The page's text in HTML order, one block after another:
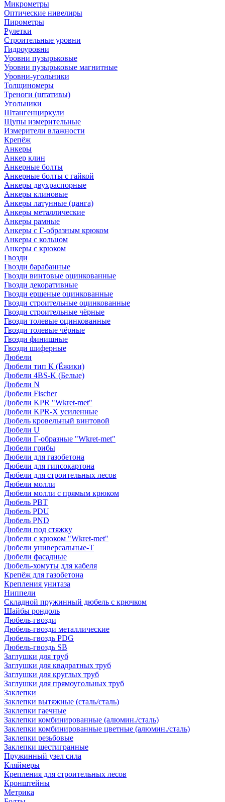
Микрометры
Оптические нивелиры
Пирометры
Рулетки
Строительные уровни
Гидроуровни
Уровни пузырьковые
Уровни пузырьковые магнитные
Уровни-угольники
Толщиномеры
Треноги (штативы)
Угольники
Штангенциркули
Щупы измерительные
Измерители влажности
Крепёж
Анкеры
Анкер клин
Анкерные болты
Анкерные болты с гайкой
Анкеры двухраспорные
Анкеры клиновые
Анкеры латунные (цанга)
Анкеры металлические
Анкеры рамные
Анкеры с Г-образным крюком
Анкеры с кольцом
Анкеры с крюком
Гвозди
Гвозди барабанные
Гвозди винтовые оцинкованные
Гвозди декоративные
Гвозди ершеные оцинкованные
Гвозди строительные оцинкованные
Гвозди строительные чёрные
Гвозди толевые оцинкованные
Гвозди толевые чёрные
Гвозди финишные
Гвозди шиферные
Дюбели
Дюбели тип К (Ёжики)
Дюбели 4BS-K (Белые)
Дюбели N
Дюбели Fischer
Дюбели KPR "Wkret-met"
Дюбели KPR-Х усиленные
Дюбель кровельный винтовой
Дюбели U
Дюбели Г-образные "Wkret-met"
Дюбели грибы
Дюбели для газобетона
Дюбели для гипсокартона
Дюбели для строительных лесов
Дюбели молли
Дюбели молли с прямым крюком
Дюбель PBT
Дюбель PDU
Дюбель PND
Дюбели под стяжку
Дюбели с крюком "Wkret-met"
Дюбели универсальные-Т
Дюбели фасадные
Дюбель-хомуты для кабеля
Крепёж для газобетона
Крепления унитаза
Ниппели
Складной пружинный дюбель с крючком
Шайбы рондоль
Дюбель-гвозди
Дюбель-гвозди металлические
Дюбель-гвоздь PDG
Дюбель-гвоздь SB
Заглушки для труб
Заглушки для квадратных труб
Заглушки для круглых труб
Заглушки для прямоугольных труб
Заклепки
Заклепки вытяжные (сталь/сталь)
Заклепки гаечные
Заклепки комбинированные (алюмин./сталь)
Заклепки комбинированные цветные (алюмин./сталь)
Заклепки резьбовые
Заклепки шестигранные
Пружинный узел сила
Кляймеры
Крепления для строительных лесов
Кронштейны
Метрика